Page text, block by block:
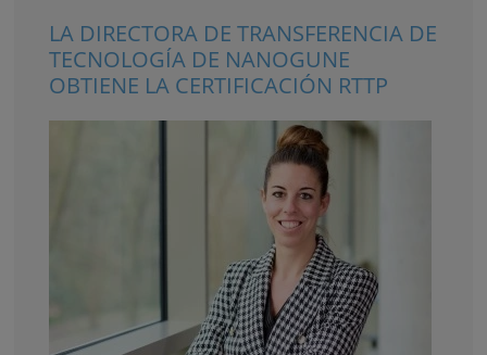
LA DIRECTORA DE TRANSFERENCIA DE
TECNOLOGÍA DE NANOGUNE
OBTIENE LA CERTIFICACIÓN RTTP